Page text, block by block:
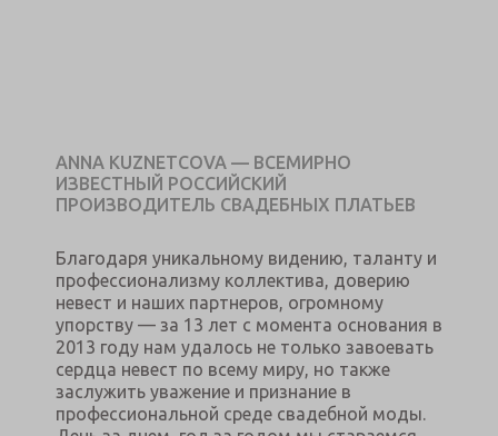
ANNA KUZNETCOVA — ВСЕМИРНО
ИЗВЕСТНЫЙ РОССИЙСКИЙ
ПРОИЗВОДИТЕЛЬ СВАДЕБНЫХ ПЛАТЬЕВ
Благодаря уникальному видению, таланту и
профессионализму коллектива, доверию
невест и наших партнеров, огромному
упорству — за 13 лет с момента основания в
2013 году нам удалось не только завоевать
сердца невест по всему миру, но также
заслужить уважение и признание в
профессиональной среде свадебной моды.